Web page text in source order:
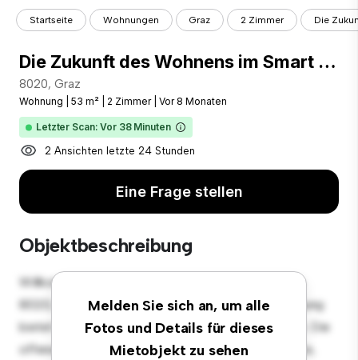
Startseite Wohnungen Graz 2 Zimmer Die
Die Zukunft des Wohnens im Smart Stick
8020, Graz
Wohnung 53 m² 2 Zimmer Vor 8 Monaten
Letzter Scan: Vor 38 Minuten
2 Ansichten letzte 24 Stunden
Eine Frage stellen
Objektbeschreibung
Melden Sie sich an, um alle
Fotos und Details für dieses
Mietobjekt zu sehen
Willkommen in Ihrem neuen urbanen Rückzugsort in
8020, Graz! Diese moderne 2 Schlafzimmer-Wohnung
bietet einen stilvollen und gemütlichen Lebensraum. Die
offene Raumaufteilung eignet sich perfekt für Gäste,